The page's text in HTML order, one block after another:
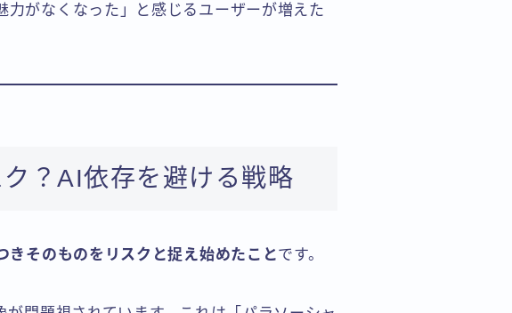
力がなくなった」と感じるユーザーが増えた
？AI依存を避ける戦略
きそのものをリスクと捉え始めたことです。